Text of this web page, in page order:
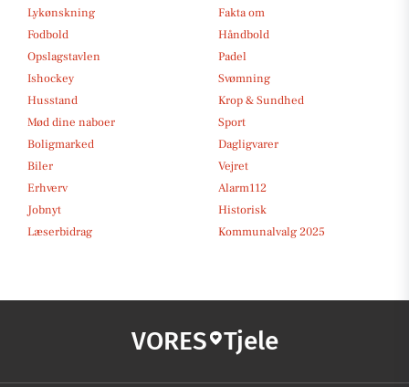
Lykønskning
Fakta om
Fodbold
Håndbold
Opslagstavlen
Padel
Ishockey
Svømning
Husstand
Krop & Sundhed
Mød dine naboer
Sport
Boligmarked
Dagligvarer
Biler
Vejret
Erhverv
Alarm112
Jobnyt
Historisk
Læserbidrag
Kommunalvalg 2025
VORES Tjele